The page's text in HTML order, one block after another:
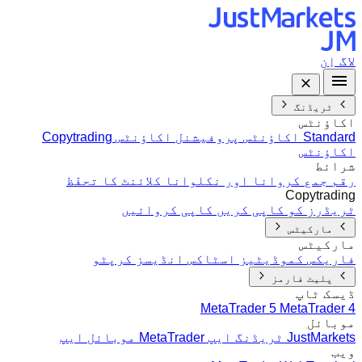
لاگ اِن
ٹریڈنگ
اکاؤنٹس
Standard اکاؤنٹس
پروفیشنل اکاؤنٹس Copytrading
اکاؤنٹس
شرائط
رقم جمع کروانا اور نکلوانا کلائنٹ کا تحفّظ
Copytrading
ٹریڈرز کو کاپی کریں کاپی کروائیں
مارکیٹس
مارکیٹس
فاریکس کموڈیٹیز اسٹاکس انڈیسز کرپٹو
پلیٹ فارمز
ڈیسک ٹاپ
MetaTrader 5 MetaTrader 4
موبائل
JustMarkets ٹریڈنگ ایپ
MetaTrader موبائل ایپ
ویب